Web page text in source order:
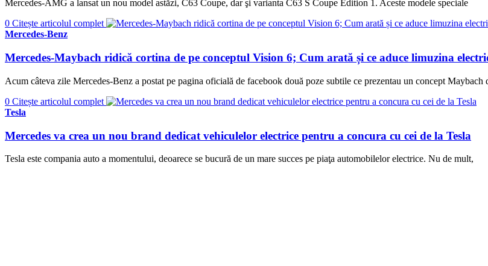
Mercedes-AMG a lansat un nou model astăzi, C63 Coupe, dar şi varianta C63 S Coupe Edition 1. Aceste modele speciale
0 Citește articolul complet
Mercedes-Benz
Mercedes-Maybach ridică cortina de pe conceptul Vision 6; Cum arată și ce aduce limuzina
Acum câteva zile Mercedes-Benz a postat pe pagina oficială de facebook două poze subtile ce prezentau un concept Maybach
0 Citește articolul complet
Tesla
Mercedes va crea un nou brand dedicat vehiculelor electrice pentru a concura cu cei de la Tesla
Tesla este compania auto a momentului, deoarece se bucură de un mare succes pe piaţa automobilelor electrice. Nu de mult,